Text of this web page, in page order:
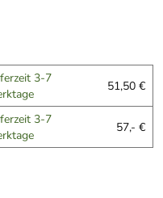
3-7
51,50 €
3-7
57,- €